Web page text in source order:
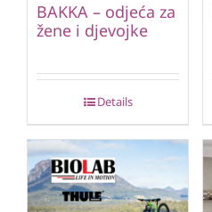
BAKKA – odjeća za
žene i djevojke
Details